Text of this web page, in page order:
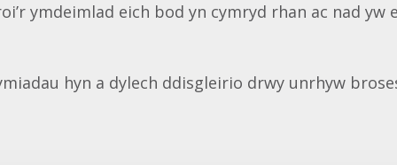
ymdeimlad eich bod yn cymryd rhan ac nad yw
hyn a dylech ddisgleirio drwy unrhyw